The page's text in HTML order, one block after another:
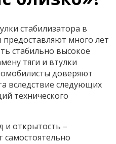
стабилизатора в
много лет
стабильно высокое
тяги и втулки
доверяют
вследствие следующих
технического
и открытость –
самостоятельно